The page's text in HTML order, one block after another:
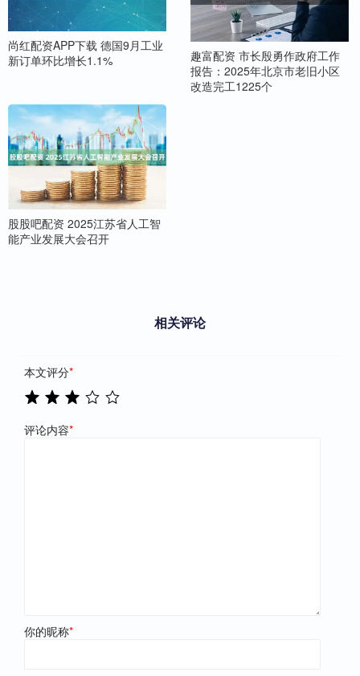
尚红配资APP下载 德国9月工业
新订单环比增长1.1%
趣富配资 市长殷勇作政府工作
报告：2025年北京市老旧小区
改造完工1225个
股股吧配资 2025江苏省人工智
能产业发展大会召开
相关评论
本文评分*
评论内容*
你的昵称*